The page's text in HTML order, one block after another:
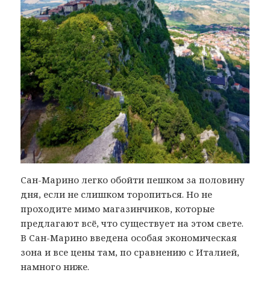
Сан-Марино легко обойти пешком за половину
дня, если не слишком торопиться. Но не
проходите мимо магазинчиков, которые
предлагают всё, что существует на этом свете.
В Сан-Марино введена особая экономическая
зона и все цены там, по сравнению с Италией,
намного ниже.